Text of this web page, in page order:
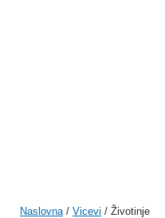
Naslovna/ Vicevi / Životinje